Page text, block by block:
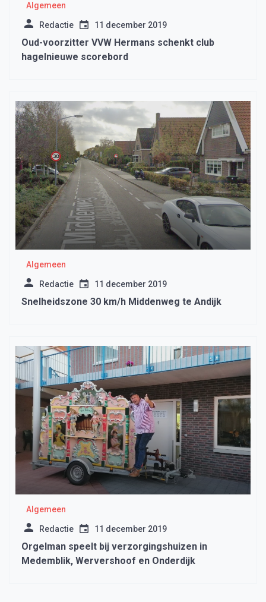
Algemeen
Redactie 11 december 2019
Oud-voorzitter VVW Hermans schenkt club
hagelnieuwe scorebord
Algemeen
Redactie 11 december 2019
Snelheidszone 30 km/h Middenweg te Andijk
Algemeen
Redactie 11 december 2019
Orgelman speelt bij verzorgingshuizen in
Medemblik, Wervershoof en Onderdijk